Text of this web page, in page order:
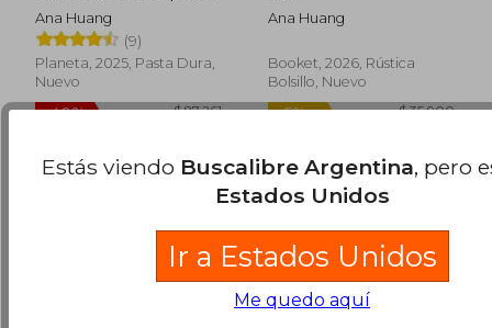
40%
dcto.
50%
dcto.
TD
Ana Huang
(9)
Planeta, 2025, Pasta Dura,
Nuevo
Ana Huang
Booket, 2026, Rústica
Bolsillo, Nuevo
Estás viendo Buscalibre Argentina, pero
Estados Unidos
Ir a Estados Unidos
Me quedo aquí